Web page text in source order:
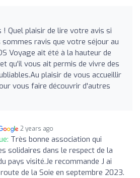
! Quel plaisir de lire votre avis si
ravis que votre séjour au
Voyage ait été à la hauteur de
qu'il vous ait permis de vivre des
plaisir de vous accueillir
vous faire découvrir d'autres
2 years ago
Très bonne association qui
solidaires dans le respect de la
pays visité.Je recommande J ai
de la Soie en septembre 2023.